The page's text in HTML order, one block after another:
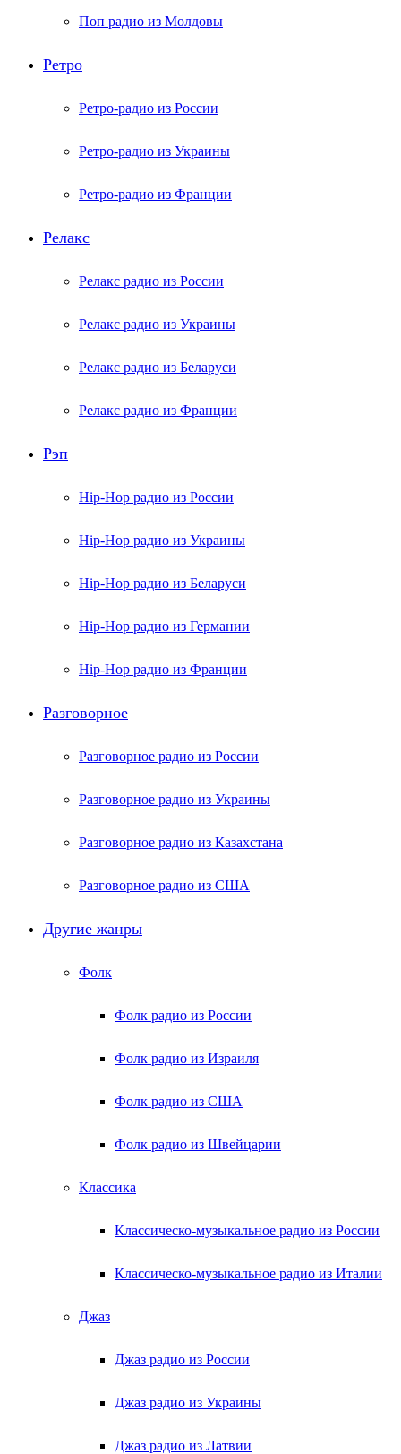
Поп радио из Молдовы
Ретро
Ретро-радио из России
Ретро-радио из Украины
Ретро-радио из Франции
Релакс
Релакс радио из России
Релакс радио из Украины
Релакс радио из Беларуси
Релакс радио из Франции
Рэп
Hip-Hop радио из России
Hip-Hop радио из Украины
Hip-Hop радио из Беларуси
Hip-Hop радио из Германии
Hip-Hop радио из Франции
Разговорное
Разговорное радио из России
Разговорное радио из Украины
Разговорное радио из Казахстана
Разговорное радио из США
Другие жанры
Фолк
Фолк радио из России
Фолк радио из Израиля
Фолк радио из США
Фолк радио из Швейцарии
Классика
Классическо-музыкальное радио из России
Классическо-музыкальное радио из Италии
Джаз
Джаз радио из России
Джаз радио из Украины
Джаз радио из Латвии